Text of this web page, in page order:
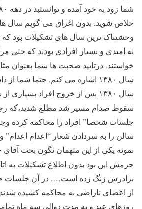
وحشتناک ترین سال های تشکیلات بود که
نه امیدی و بسیار افرادی بودند که حتی
خواستند. درتایید صحبت ها شما بعنوان
سال ۱۳۸۰ اشاره می کنم. حتما
سال ۱۳۸۰ پس از خروج افراد بسیاری
سقوط صدام مسیر شد مطلع شدید،که
سالن را به سردادن شعار “اعدام
نمونه یکی از این متهمان نگون بخت
جرمش این بود بدون اطلاع تشکیلات به
برادرش زنگ زده است…. در آن جلسات
از اعضای ناراضی به محاکمه کشیده شدند
روزهای عید و به مدت دوالی سه ماه